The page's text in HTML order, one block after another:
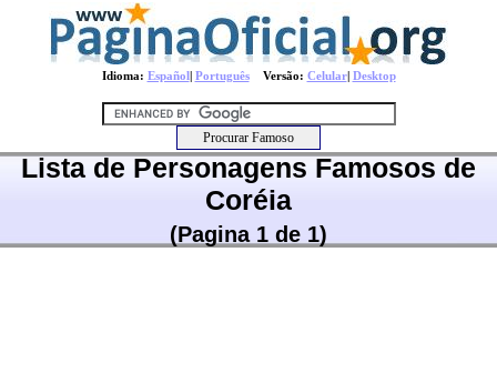
Idioma: Español| PortuguêsVersão: Celular| Desktop
Lista de Personagens Famosos de
Coréia
(Pagina 1 de 1)